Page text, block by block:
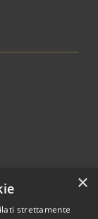
×
strettamente